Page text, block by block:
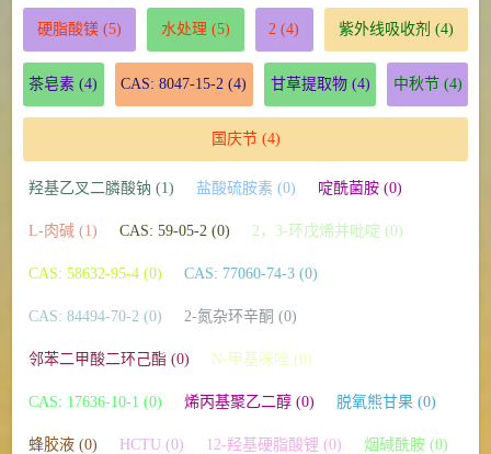
硬脂酸镁(5) 水处理 (5) 2 (4) 紫外线吸收剂 (4)
茶皂素 (4) CAS: 8047-15-2 (4) 甘草提取物(4) 中秋节(4)
国庆节(4)
羟基乙叉二膦酸钠 (1) 盐酸硫胺素 (0) 啶酰菌胺 (0)
L-肉碱 (1) CAS: 59-05-2 (0) 2，3-环戊烯并吡啶 (0)
CAS: 58632-95-4 (0) CAS: 77060-74-3 (0)
CAS: 84494-70-2 (0) 2-氮杂环辛酮 (0)
邻苯二甲酸二环己酯 (0) N-甲基咪唑 (0)
CAS: 17636-10-1 (0) 烯丙基聚乙二醇 (0) 脱氧熊甘果 (0)
蜂胶液 (0) HCTU (0) 12-羟基硬脂酸锂 (0) 烟碱酰胺 (0)